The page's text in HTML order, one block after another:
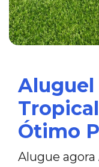
Ótimo
Alugue